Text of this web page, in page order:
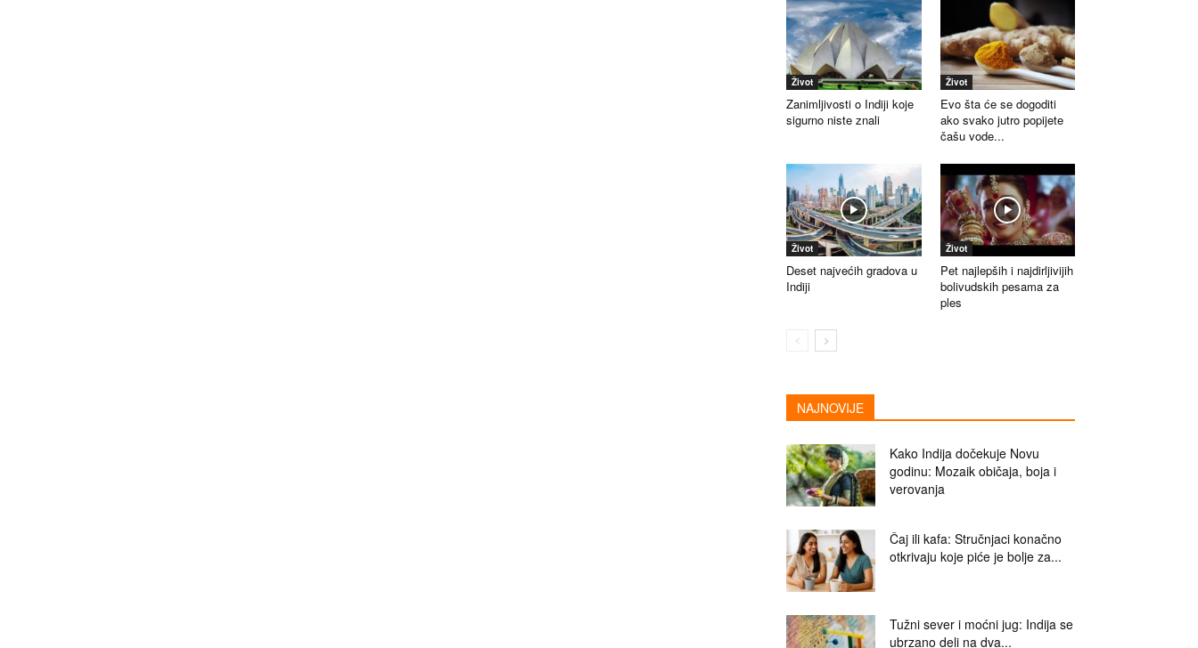
Život
Zanimljivosti o Indiji koje
sigurno niste znali
Život
Evo šta će se dogoditi
ako svako jutro popijete
čašu vode...
Život
Deset najvećih gradova u
Indiji
Život
Pet najlepših i najdirljivijih
bolivudskih pesama za
ples
NAJNOVIJE
Kako Indija dočekuje Novu
godinu: Mozaik običaja, boja i
verovanja
Čaj ili kafa: Stručnjaci konačno
otkrivaju koje piće je bolje za...
Tužni sever i moćni jug: Indija se
ubrzano deli na dva...